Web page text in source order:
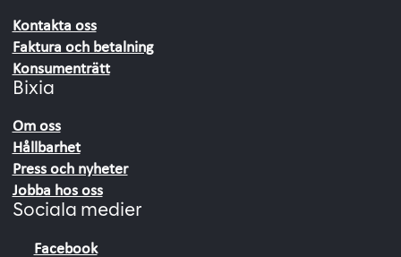
Kontakta oss
Faktura och betalning
Konsumenträtt
Bixia
Om oss
Hållbarhet
Press och nyheter
Jobba hos oss
Sociala medier
Facebook